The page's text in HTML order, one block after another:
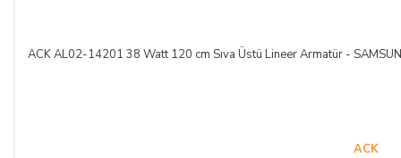
ACK AL02-14201 38 Watt 120 cm Sıva Üstü Lineer Armatür -
ACK